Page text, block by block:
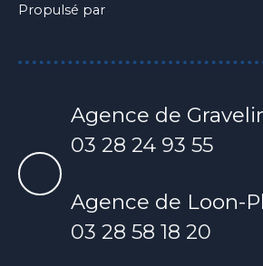
Propulsé par
Agence de
03 28 24 93 55
Agence de Loon-
03 28 58 18 20